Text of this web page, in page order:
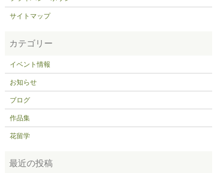
サイトマップ
イベント情報
お知らせ
ブログ
作品集
花留学